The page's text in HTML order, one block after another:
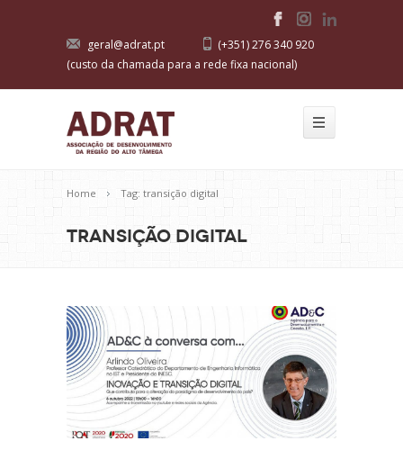
geral@adrat.pt
(+351) 276 340 920
(custo da chamada para a rede fixa nacional)
Home Tag: transição digital
transição digital